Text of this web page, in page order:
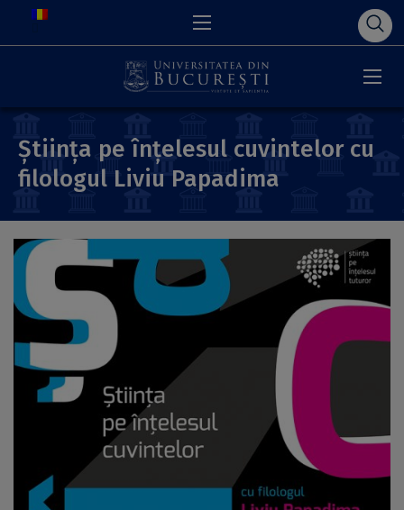
Știința pe înțelesul cuvintelor cu
filologul Liviu Papadima